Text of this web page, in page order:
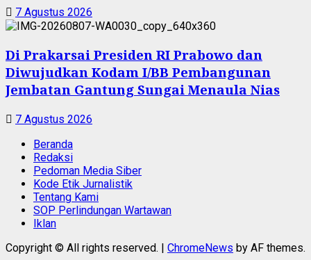
7 Agustus 2026
Di Prakarsai Presiden RI Prabowo dan
Diwujudkan Kodam I/BB Pembangunan
Jembatan Gantung Sungai Menaula Nias
7 Agustus 2026
Beranda
Redaksi
Pedoman Media Siber
Kode Etik Jurnalistik
Tentang Kami
SOP Perlindungan Wartawan
Iklan
Copyright © All rights reserved. | ChromeNews by AF themes.